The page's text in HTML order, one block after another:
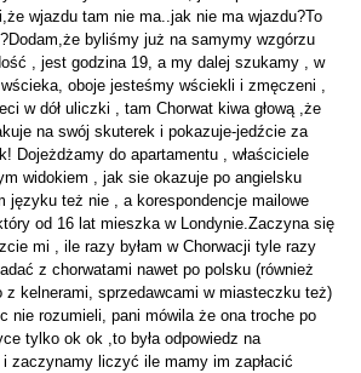
wjazdu tam nie ma..jak nie ma wjazdu?To
byliśmy już na samymy wzgórzu
, jest godzina 19, a my dalej szukamy , w
oboje jesteśmy wściekli i zmęczeni ,
w dół uliczki , tam Chorwat kiwa głową ,że
na swój skuterek i pokazuje-jedźcie za
Dojeżdżamy do apartamentu , właściciele
widokiem , jak sie okazuje po angielsku
języku też nie , a korespondencje mailowe
od 16 lat mieszka w Londynie.Zaczyna się
mi , ile razy byłam w Chorwacji tyle razy
z chorwatami nawet po polsku (również
z kelnerami, sprzedawcami w miasteczku też)
nie rozumieli, pani mówila że ona troche po
tylko ok ok ,to była odpowiedz na
zaczynamy liczyć ile mamy im zapłacić